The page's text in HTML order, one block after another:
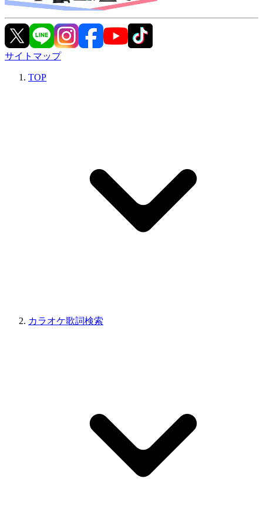
サイトマップ
TOP
カラオケ歌詞検索